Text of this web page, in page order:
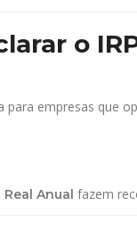
o
empresas que
Anual fazem